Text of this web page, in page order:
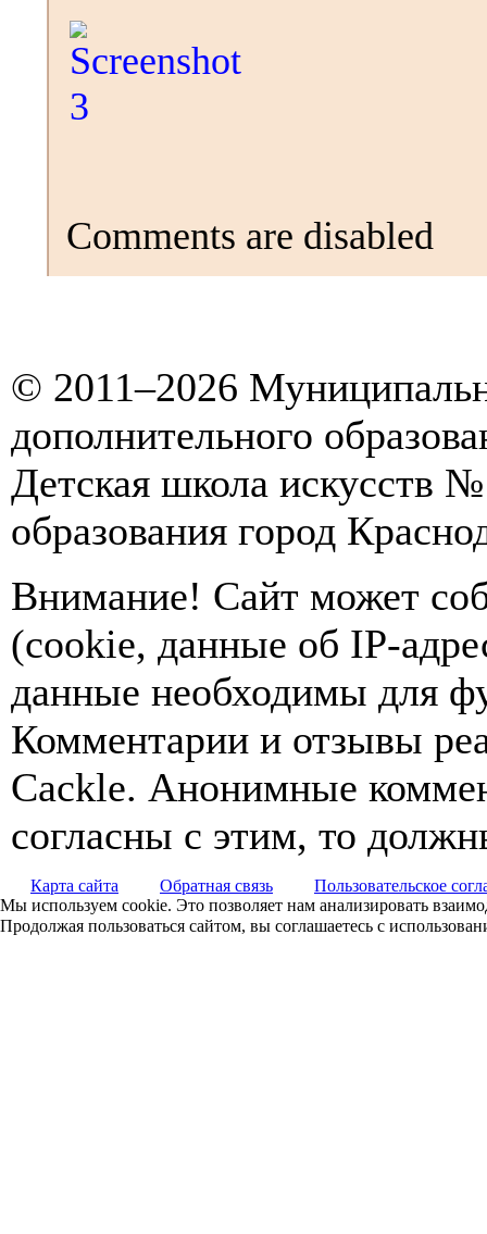
Comments are disabled
© 2011–2026
дополнительного
Детская школа искусств
образования город
Внимание! Сайт может
(cookie, данные об IP-
данные необходимы для
Комментарии и отзывы
Cackle. Анонимные
согласны с этим, то
Карта сайта Обратная связь
Пользовательское
Мы используем cookie. Это позволяет нам анализировать
Продолжая пользоваться сайтом, вы соглашаетесь с